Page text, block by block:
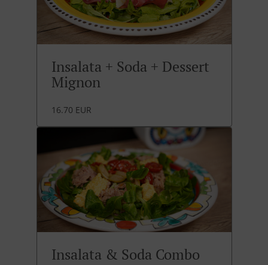
Insalata + Soda + Dessert
Mignon
16.70 EUR
Insalata & Soda Combo